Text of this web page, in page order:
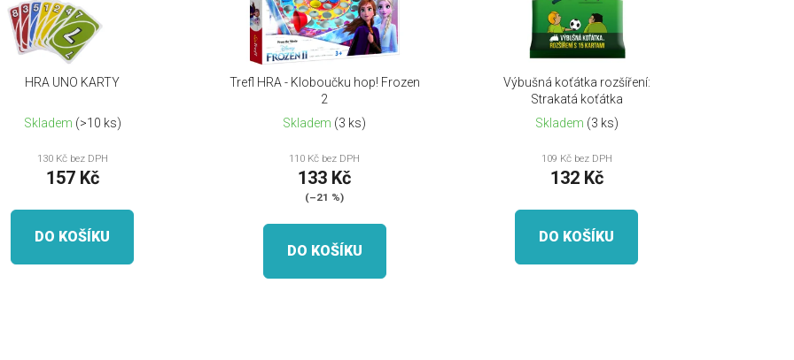
HRA UNO KARTY
Skladem (>10 ks)
130 Kč bez DPH
157 Kč
DO KOŠÍKU
Trefl HRA - Kloboučku hop! Frozen
2
Skladem (3 ks)
110 Kč bez DPH
133 Kč
(–21 %)
DO KOŠÍKU
Výbušná koťátka rozšíření:
Strakatá koťátka
Skladem (3 ks)
109 Kč bez DPH
132 Kč
DO KOŠÍKU